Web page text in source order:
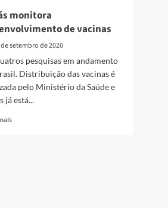
monitora
de vacinas
setembro de 2020
pesquisas em andamento
Distribuição das vacinas é
pelo Ministério da Saúde e
já está...
Read